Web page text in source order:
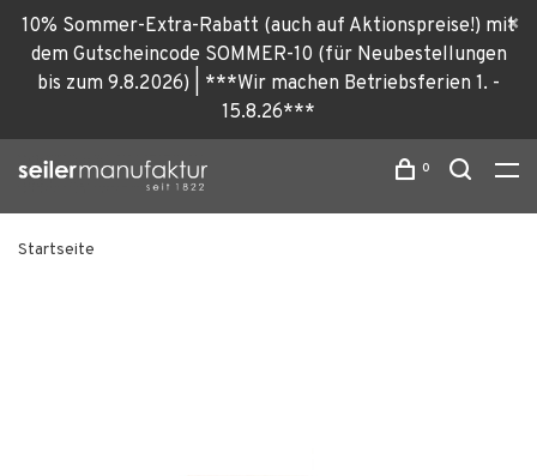
10% Sommer-Extra-Rabatt (auch auf Aktionspreise!) mit
dem Gutscheincode SOMMER-10 (für Neubestellungen
bis zum 9.8.2026) | ***Wir machen Betriebsferien 1. -
15.8.26***
0
Startseite